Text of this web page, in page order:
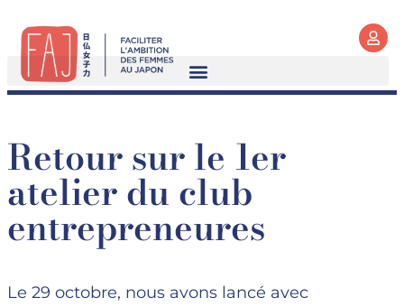
Retour sur le 1er
atelier du club
entrepreneures
Le 29 octobre, nous avons lancé avec